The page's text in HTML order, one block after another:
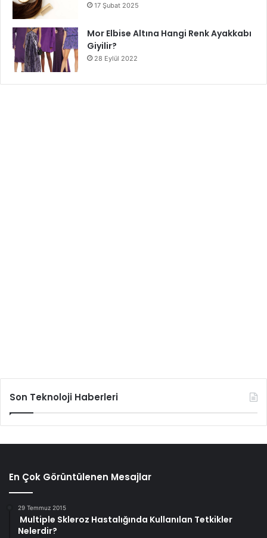
17 Şubat 2025
Mor Elbise Altına Hangi Renk Ayakkabı
Giyilir?
28 Eylül 2022
Son Teknoloji Haberleri
En Çok Görüntülenen Mesajlar
29 Temmuz 2015
Multiple Skleroz Hastalığında Kullanılan Tetkikler
Nelerdir?